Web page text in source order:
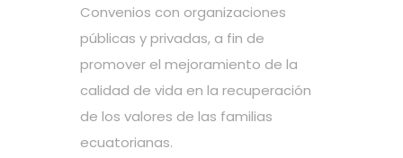
Convenios con organizaciones
públicas y privadas, a fin de
promover el mejoramiento de la
calidad de vida en la recuperación
de los valores de las familias
ecuatorianas.